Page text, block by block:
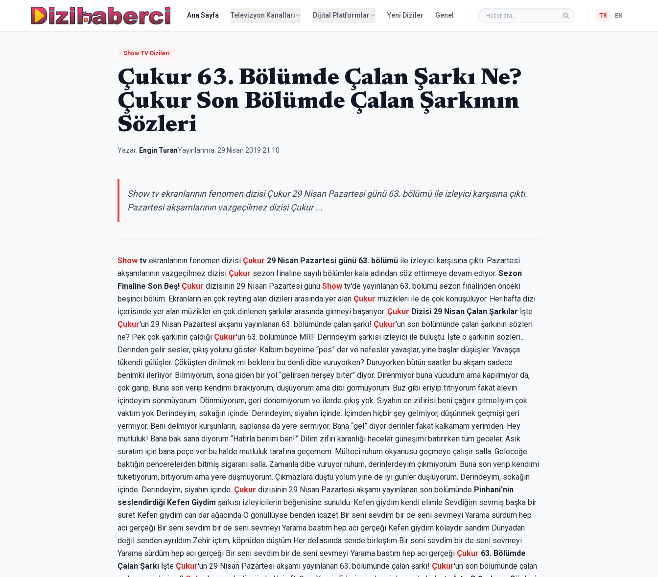
Ana Sayfa Televizyon Kanalları Dijital Platformlar Yeni Diziler Genel TR EN
Show TV Dizileri
Çukur 63. Bölümde Çalan Şarkı Ne?
Çukur Son Bölümde Çalan Şarkının
Sözleri
Yazar: Engin TuranYayınlanma: 29 Nisan 2019 21:10
Show tv ekranlarının fenomen dizisi Çukur 29 Nisan Pazartesi günü 63. bölümü ile izleyici karşısına çıktı.
Pazartesi akşamlarının vazgeçilmez dizisi Çukur ...
Show tv ekranlarının fenomen dizisi Çukur 29 Nisan Pazartesi günü 63. bölümü ile izleyici karşısına çıktı. Pazartesi
akşamlarının vazgeçilmez dizisi Çukur sezon finaline sayılı bölümler kala adından söz ettirmeye devam ediyor. Sezon
Finaline Son Beş! Çukur dizisinin 29 Nisan Pazartesi günü Show tv'de yayınlanan 63. bölümü sezon finalinden önceki
beşinci bölüm. Ekranların en çok reyting alan dizileri arasında yer alan Çukur müzikleri ile de çok konuşuluyor. Her hafta dizi
içerisinde yer alan müzikler en çok dinlenen şarkılar arasında girmeyi başarıyor. Çukur Dizisi 29 Nisan Çalan Şarkılar İşte
Çukur'un 29 Nisan Pazartesi akşamı yayınlanan 63. bölümünde çalan şarkı! Çukur'un son bölümünde çalan şarkının sözleri
ne? Pek çok şarkının çaldığı Çukur'un 63. bölümünde MRF Derindeyim şarkısı izleyici ile buluştu. İşte o şarkının sözleri...
Derinden gelir sesler, çıkış yolunu göster. Kalbim beynime “pes” der ve nefesler yavaşlar, yine başlar düşüşler. Yavaşça
tükendi gülüşler. Çöküşten dirilmek mi beklenir bu denli dibe vuruyorken? Duruyorken bütün saatler bu akşam sadece
benimki ilerliyor. Bilmiyorum, sona giden bir yol “gelirsen herşey biter” diyor. Direnmiyor buna vücudum ama kapılmıyor da,
çok garip. Buna son verip kendimi bırakıyorum, düşüyorum ama dibi görmüyorum. Buz gibi eriyip titriyorum fakat alevin
içindeyim sönmüyorum. Dönmüyorum, geri dönemiyorum ve ilerde çıkış yok. Siyahın en zifirisi beni çağırır gitmeliyim çok
vaktim yok Derindeyim, sokağın içinde. Derindeyim, siyahın içinde. İçimden hiçbir şey gelmiyor, düşünmek geçmişi geri
vermiyor. Beni delmiyor kurşunların, saplansa da yere sermiyor. Bana “gel” diyor derinler fakat kalkamam yerimden. Hey
mutluluk! Bana bak sana diyorum “Hatırla benim ben!” Dilim zifiri karanlığı heceler güneşimi batırırken tüm geceler. Asık
suratım için bana peçe ver bu halde mutluluk tarafına geçemem. Mülteci ruhum okyanusu geçmeye çalışır salla. Geleceğe
baktığın pencerelerden bitmiş sigaranı salla. Zamanla dibe vuruyor ruhum, derinlerdeyim çıkmıyorum. Buna son verip kendimi
tüketiyorum, bitiyorum ama yere düşmüyorum. Çıkmazlara düştü yolum yine de iyi günler düşlüyorum. Derindeyim, sokağın
içinde. Derindeyim, siyahın içinde. Çukur dizisinin 29 Nisan Pazartesi akşamı yayınlanan son bölümünde Pinhani'nin
seslendirdiği Kefen Giydim şarkısı izleyicilerin beğenisine sunuldu. Kefen giydim kendi elimle Sevdiğim sevmiş başka bir
suret Kefen giydim can dar ağacında O gönüllüyse benden icazet Bir seni sevdim bir de seni sevmeyi Yarama sürdüm hep
acı gerçeği Bir seni sevdim bir de seni sevmeyi Yarama bastım hep acı gerçeği Kefen giydim kolaydır sandım Dünyadan
değil senden ayrıldım Zehir içtim, köprüden düştüm Her defasında sende birleştim Bir seni sevdim bir de seni sevmeyi
Yarama sürdüm hep acı gerçeği Bir seni sevdim bir de seni sevmeyi Yarama bastım hep acı gerçeği Çukur 63. Bölümde
Çalan Şarkı İşte Çukur'un 29 Nisan Pazartesi akşamı yayınlanan 63. bölümünde çalan şarkı! Çukur'un son bölümünde çalan